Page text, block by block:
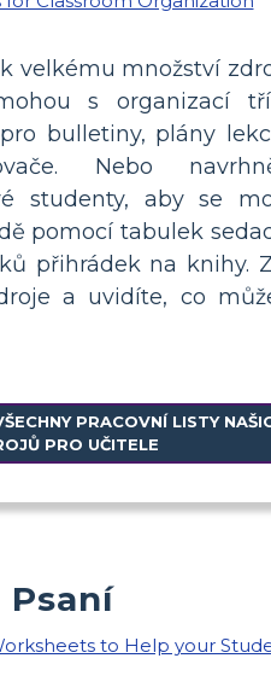
velkému množství
s organizací
bulletiny, plány
Nebo
studenty, aby se
pomocí tabulek
přihrádek na knihy.
a uvidíte, co
PRACOVNÍ LISTY
PRO UČITELE
Psaní